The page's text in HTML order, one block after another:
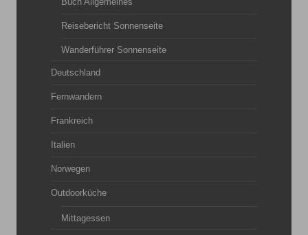
Reisebericht Sonnenseite
Wanderführer Sonnenseite
Deutschland
Fernwandern
Frankreich
Italien
Norwegen
Outdoorküche
Mittagessen